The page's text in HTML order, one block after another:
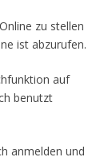
zu stellen
ist abzurufen.
auf
benutzt
anmelden und